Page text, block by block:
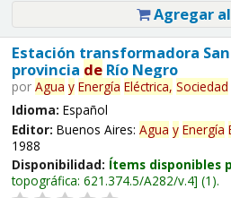
Agregar
Estación transformadora
provincia deRío Negro
por Agua y Energía Eléctrica, Sociedad
Idioma: Español
Editor: Buenos Aires: Agua y Energía
1988
Disponibilidad: Ítems disponibles
topográfica: 621.374.5/A282/v.4 (1).